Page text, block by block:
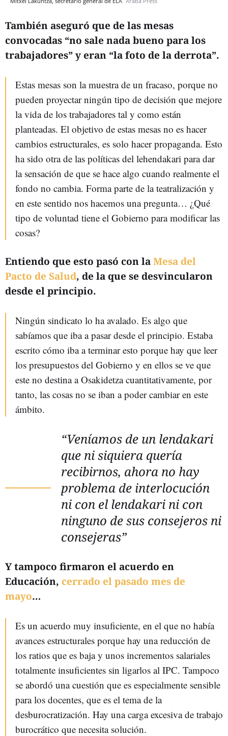
También aseguró que de las mesas
convocadas “no sale nada bueno para los
trabajadores” y eran “la foto de la derrota”.
Estas mesas son la muestra de un fracaso, porque no
pueden proyectar ningún tipo de decisión que mejore
la vida de los trabajadores tal y como están
planteadas. El objetivo de estas mesas no es hacer
cambios estructurales, es solo hacer propaganda. Esto
ha sido otra de las políticas del lehendakari para dar
la sensación de que se hace algo cuando realmente el
fondo no cambia. Forma parte de la teatralización y
en este sentido nos hacemos una pregunta… ¿Qué
tipo de voluntad tiene el Gobierno para modificar las
cosas?
Entiendo que esto pasó con laMesa del
Pacto de Salud, de la que se desvincularon
desde el principio.
Ningún sindicato lo ha avalado. Es algo que
sabíamos que iba a pasar desde el principio. Estaba
escrito cómo iba a terminar esto porque hay que leer
los presupuestos del Gobierno y en ellos se ve que
este no destina a Osakidetza cuantitativamente, por
tanto, las cosas no se iban a poder cambiar en este
ámbito.
“Veníamos de un lendakari
que ni siquiera quería
recibirnos, ahora no hay
problema de interlocución
ni con el lendakari ni con
ninguno de sus consejeros ni
consejeras”
Y tampoco firmaron el acuerdo en
Educación, cerrado el pasado mes de
mayo…
Es un acuerdo muy insuficiente, en el que no había
avances estructurales porque hay una reducción de
los ratios que es baja y unos incrementos salariales
totalmente insuficientes sin ligarlos al IPC. Tampoco
se abordó una cuestión que es especialmente sensible
para los docentes, que es el tema de la
desburocratización. Hay una carga excesiva de trabajo
burocrático que necesita solución.